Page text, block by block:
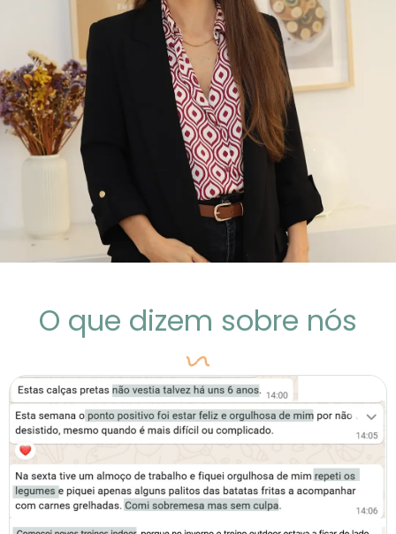
O que dizem sobre nós